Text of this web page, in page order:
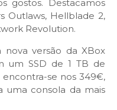
gostos. Destacamos
Outlaws, Hellblade 2,
Revolution.
versão da XBox
um SSD de 1 TB de
se nos 349€,
uma consola da mais